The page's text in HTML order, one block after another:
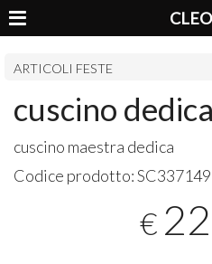
ARTICOLI FESTE
cuscino
cuscino maestra dedica
Codice prodotto:SC337149
€ 22